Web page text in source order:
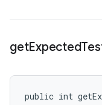
getExpected
public int